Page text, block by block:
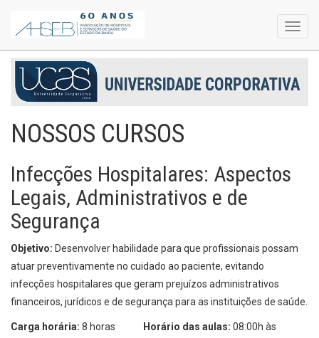
NOSSOS CURSOS
Infecções Hospitalares: Aspectos
Legais, Administrativos e de
Segurança
Objetivo: Desenvolver habilidade para que profissionais possam
atuar preventivamente no cuidado ao paciente, evitando
infecções hospitalares que geram prejuízos administrativos
financeiros, jurídicos e de segurança para as instituições de saúde.
Carga horária: 8 horas Horário das aulas: 08:00h às